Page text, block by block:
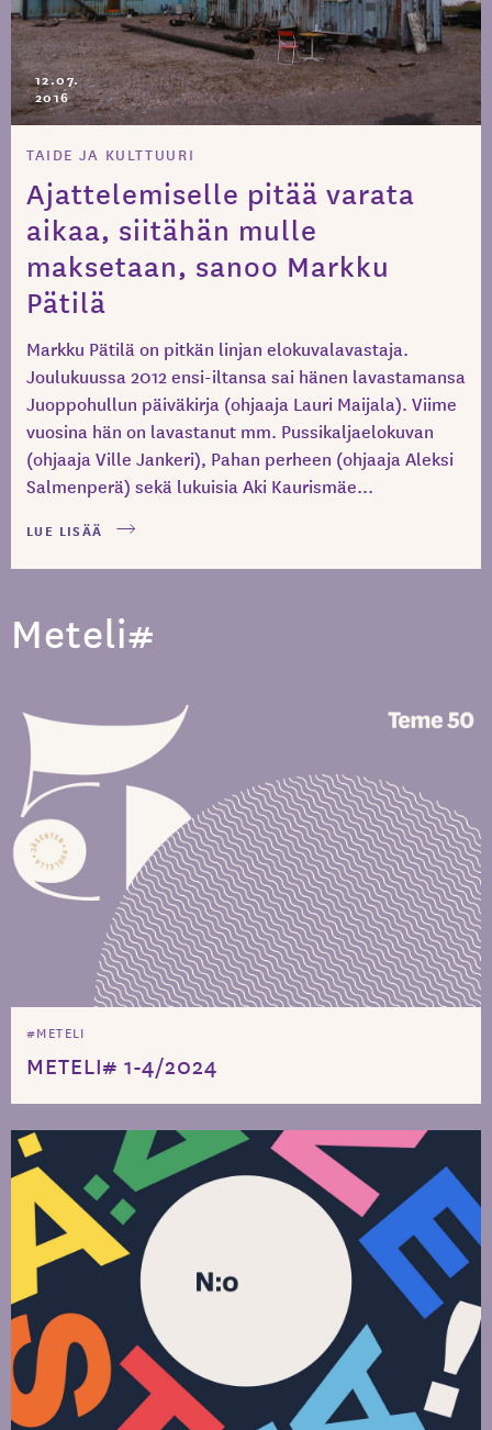
12.07.
2016
TAIDE JA KULTTUURI
Ajattelemiselle pitää varata
aikaa, siitähän mulle
maksetaan, sanoo Markku
Pätilä
Markku Pätilä on pitkän linjan elokuvalavastaja.
Joulukuussa 2012 ensi-iltansa sai hänen lavastamansa
Juoppohullun päiväkirja (ohjaaja Lauri Maijala). Viime
vuosina hän on lavastanut mm. Pussikaljaelokuvan
(ohjaaja Ville Jankeri), Pahan perheen (ohjaaja Aleksi
Salmenperä) sekä lukuisia Aki Kaurismäe...
LUE LISÄÄ
Meteli#
#METELI
METELI# 1-4/2024